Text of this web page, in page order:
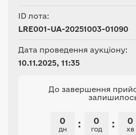
ID лота:
LRE001-UA-20251003-01090
Дата проведення аукціону:
10.11.2025, 11:35
До завершення
0
дн : 0
год : 0
хв